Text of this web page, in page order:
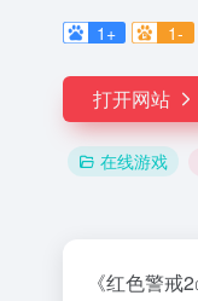
1+
1-
打开网站
在线游戏
《红色警戒2